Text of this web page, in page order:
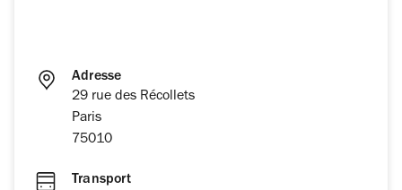
Adresse
29 rue des Récollets
Paris
75010
Transport